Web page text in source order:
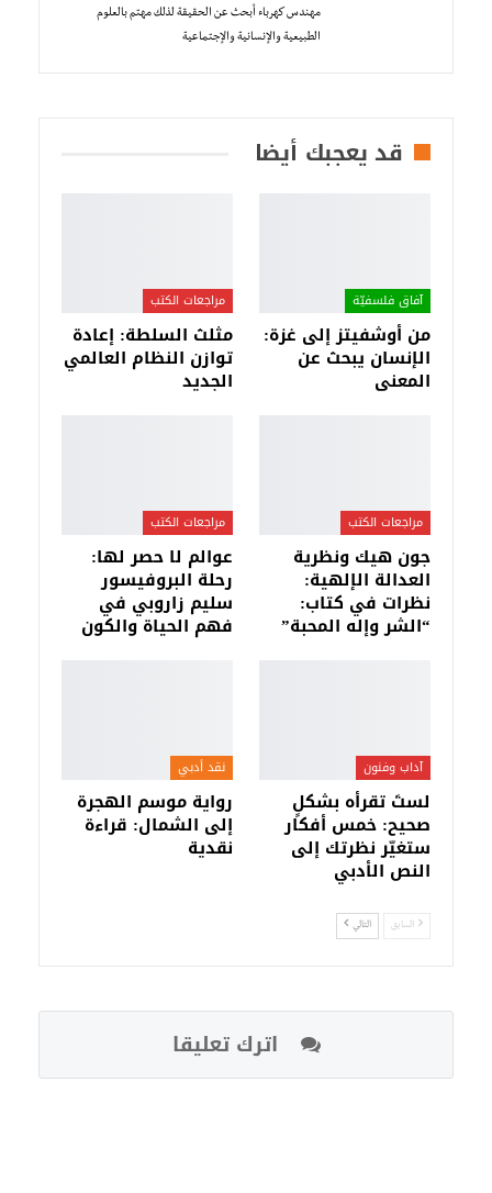
مهندس كهرباء أبحث عن الحقيقة لذلك مهتم بالعلوم
الطبيعية والإنسانية والإجتماعية
قد يعجبك أيضا
آفاق فلسفيّة‎
من أوشفيتز إلى غزة:
الإنسان يبحث عن
المعنى
مراجعات الكتب
مثلث السلطة: إعادة
توازن النظام العالمي
الجديد
مراجعات الكتب
جون هيك ونظرية
العدالة الإلهية:
نظرات في كتاب:
“الشر وإله المحبة”
مراجعات الكتب
عوالم لا حصر لها:
رحلة البروفيسور
سليم زاروبي في
فهم الحياة والكون
آداب وفنون
لستَ تقرأه بشكلٍ
صحيح: خمس أفكار
ستغيّر نظرتك إلى
النص الأدبي
نقد أدبي
رواية موسم الهجرة
إلى الشمال: قراءة
نقدية
السابق التالي
اترك تعليقا